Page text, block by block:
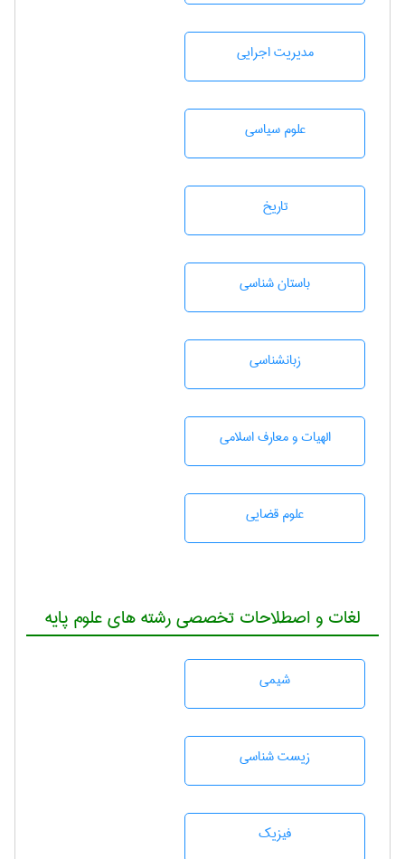
مديريت اجرايی
علوم سياسی
تاريخ
باستان شناسی
زبانشناسی
الهیات و معارف اسلامی
علوم قضایی
لغات و اصطلاحات تخصصی رشته های علوم پایه
شيمی
زيست شناسی
فیزیک